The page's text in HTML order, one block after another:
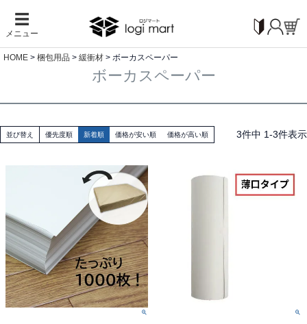
☰
メニュー
HOME 梱包用品 緩衝材 ボーカスペーパー
ボーカスペーパー
並び替え 優先度順 新着順 価格が安い順 価格が高い順 3件中 1-3件表示